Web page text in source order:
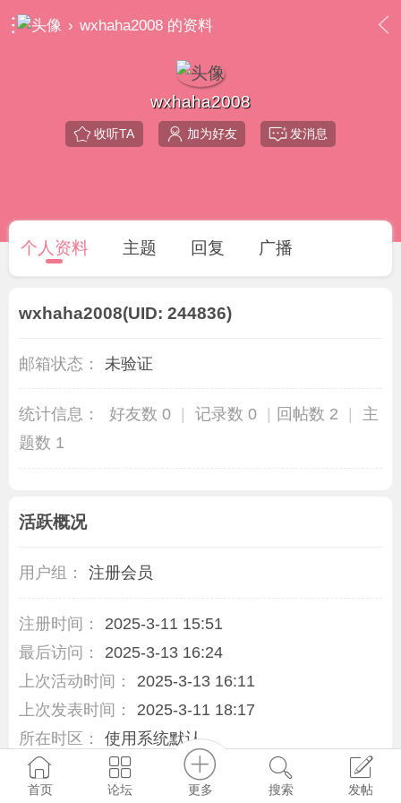
› wxhaha2008 的资料
wxhaha2008
收听TA 加为好友 发消息
个人资料 主题 回复 广播
wxhaha2008(UID: 244836)
邮箱状态： 未验证
统计信息： 好友数 0 记录数 0 回帖数 2
主
题数 1
活跃概况
用户组： 注册会员
注册时间：
2025-3-11 15:51
最后访问：
2025-3-13 16:24
上次活动时间：
2025-3-13 16:11
上次发表时间：
2025-3-11 18:17
所在时区：
使用系统默认
统计信息
首页 论坛 更多 搜索 发帖